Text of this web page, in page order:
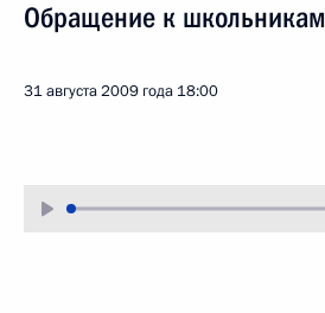
Обращение к школьникам
31 августа 2009 года 18:00